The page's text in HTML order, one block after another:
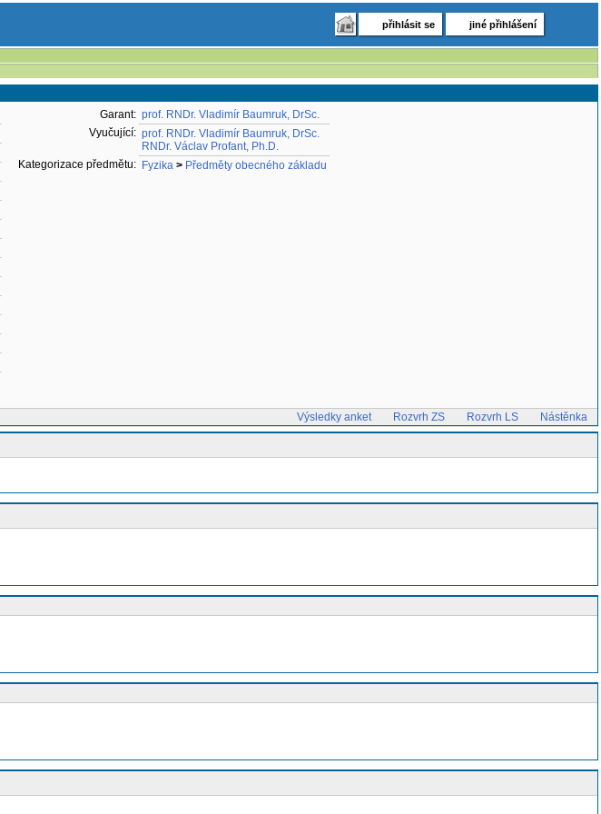
přihlásit se jiné přihlášení
Garant: prof. RNDr. Vladimír Baumruk, DrSc.
Vyučující: prof. RNDr. Vladimír Baumruk, DrSc.
RNDr. Václav Profant, Ph.D.
Kategorizace předmětu: Fyzika > Předměty obecného základu
Výsledky anket Rozvrh ZS Rozvrh LS Nástěnka